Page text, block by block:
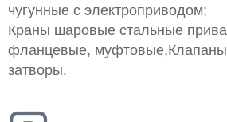
чугунные с электроприводом;
Краны шаровые стальные
фланцевые,
затворы.